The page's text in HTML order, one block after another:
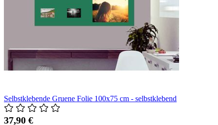
Selbstklebende Gruene Folie 100x75 cm - selbstklebend
37,90 €